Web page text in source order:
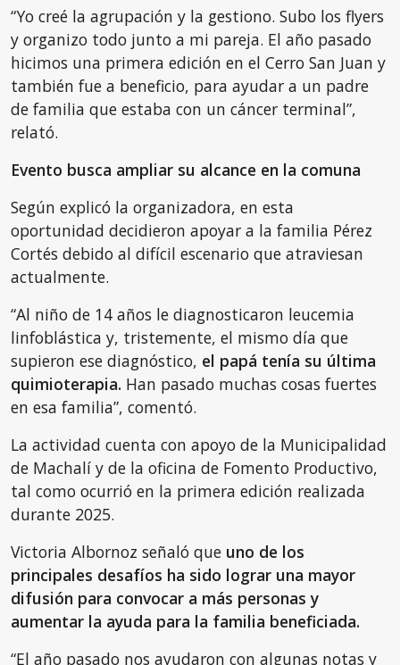
“Yo creé la agrupación y la gestiono. Subo los flyers
y organizo todo junto a mi pareja. El año pasado
hicimos una primera edición en el Cerro San Juan y
también fue a beneficio, para ayudar a un padre
de familia que estaba con un cáncer terminal”,
relató.
Evento busca ampliar su alcance en la comuna
Según explicó la organizadora, en esta
oportunidad decidieron apoyar a la familia Pérez
Cortés debido al difícil escenario que atraviesan
actualmente.
“Al niño de 14 años le diagnosticaron leucemia
linfoblástica y, tristemente, el mismo día que
supieron ese diagnóstico, el papá tenía su última
quimioterapia. Han pasado muchas cosas fuertes
en esa familia”, comentó.
La actividad cuenta con apoyo de la Municipalidad
de Machalí y de la oficina de Fomento Productivo,
tal como ocurrió en la primera edición realizada
durante 2025.
Victoria Albornoz señaló que uno de los
principales desafíos ha sido lograr una mayor
difusión para convocar a más personas y
aumentar la ayuda para la familia beneficiada.
“El año pasado nos ayudaron con algunas notas y